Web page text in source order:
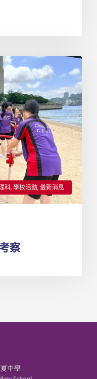
科,學校活動,最新消息
察